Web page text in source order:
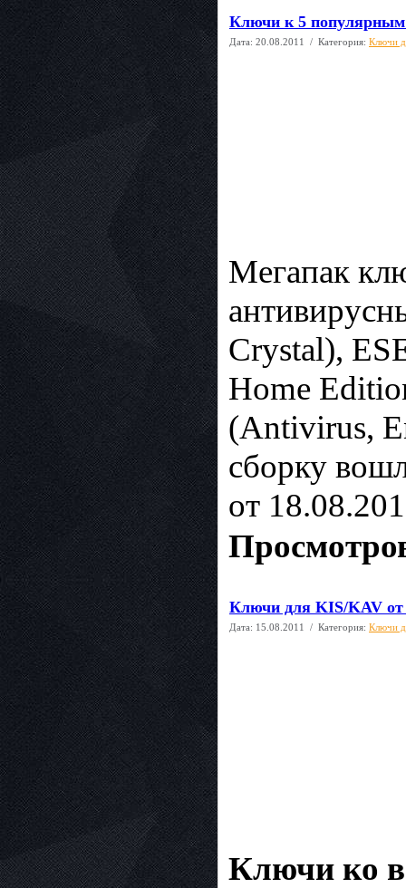
Ключи к 5 популярным
Дата: 20.08.2011 / Категория: Ключи
Мегапак
Crystal),
Home
(Antivirus,
сборку
от
Ключи для KIS/KAV oт
Дата: 15.08.2011 / Категория: Ключи
Ключи ко